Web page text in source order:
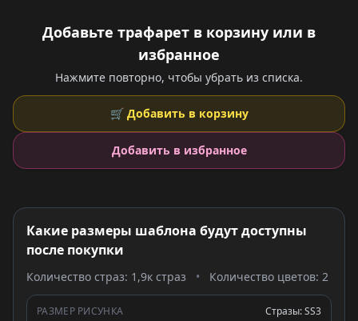
Добавьте трафарет в корзину или в
избранное
Нажмите повторно, чтобы убрать из списка.
🛒 Добавить в корзину
Добавить в избранное
Какие размеры шаблона будут доступны
после покупки
Количество страз: 1,9к страз • Количество цветов: 2
РАЗМЕР РИСУНКА Стразы: SS3